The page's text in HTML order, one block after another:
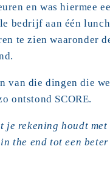
en was hiermee
bedrijf aan één
te zien waaronder
van die dingen die
ontstond SCORE.
je rekening houdt
the end tot een